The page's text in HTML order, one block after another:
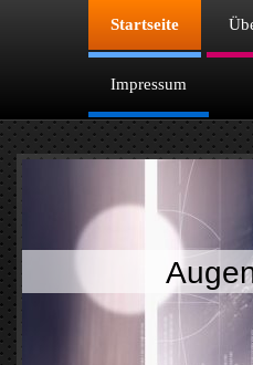
Startseite
Impressum